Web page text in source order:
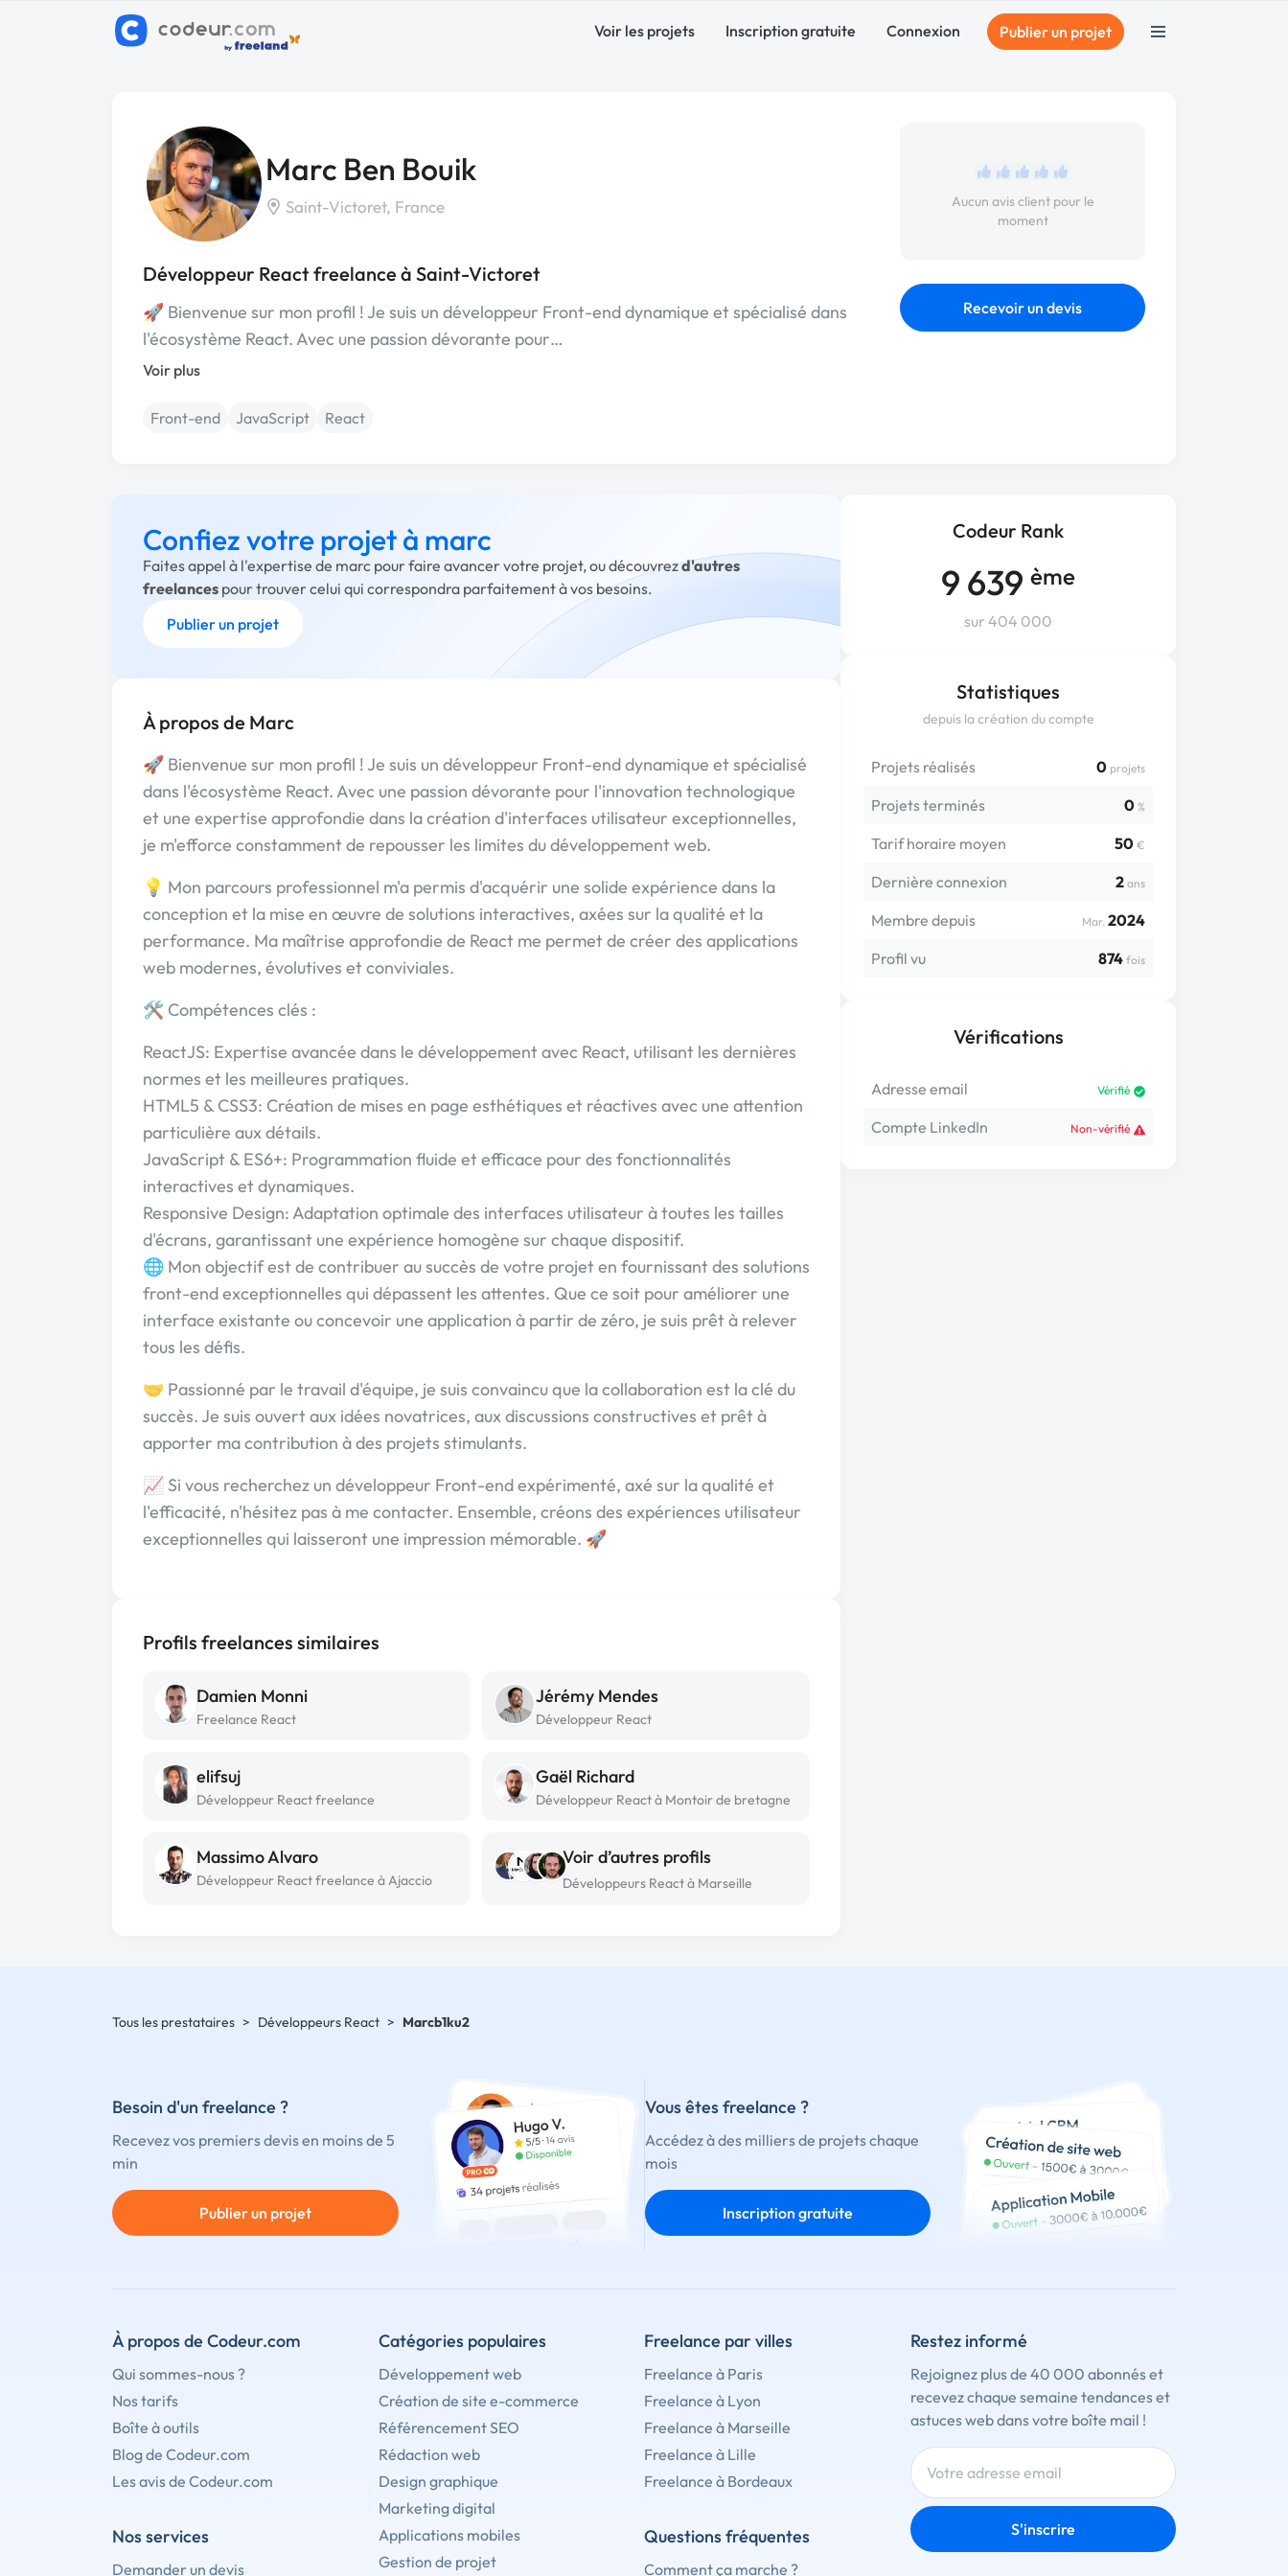
Voir les projets Inscription gratuite Connexion Publier un projet
Marc Ben Bouik
Saint-Victoret, France
Développeur React freelance à Saint-Victoret
🚀 Bienvenue sur mon profil ! Je suis un développeur Front-end dynamique et spécialisé dans
l'écosystème React. Avec une passion dévorante pour…
Voir plus
Front-end JavaScript React
Aucun avis client pour le
moment
Recevoir un devis
Codeur Rank
9 639 ème
sur 404 000
Statistiques
depuis la création du compte
Projets réalisés 0 projets
Projets terminés 0 %
Tarif horaire moyen 50 €
Dernière connexion 2 ans
Membre depuis Mar. 2024
Profil vu
874 fois
Vérifications
Adresse email Vérifié
Compte LinkedIn Non-vérifié
Confiez votre projet à marc
Faites appel à l'expertise de marc pour faire avancer votre projet, ou découvrezd'autres
freelances pour trouver celui qui correspondra parfaitement à vos besoins.
Publier un projet
À propos de Marc
🚀 Bienvenue sur mon profil ! Je suis un développeur Front-end dynamique et spécialisé
dans l'écosystème React. Avec une passion dévorante pour l'innovation technologique
et une expertise approfondie dans la création d'interfaces utilisateur exceptionnelles,
je m'efforce constamment de repousser les limites du développement web.
💡 Mon parcours professionnel m'a permis d'acquérir une solide expérience dans la
conception et la mise en œuvre de solutions interactives, axées sur la qualité et la
performance. Ma maîtrise approfondie de React me permet de créer des applications
web modernes, évolutives et conviviales.
🛠️ Compétences clés :
ReactJS: Expertise avancée dans le développement avec React, utilisant les dernières
normes et les meilleures pratiques.
HTML5 & CSS3: Création de mises en page esthétiques et réactives avec une attention
particulière aux détails.
JavaScript & ES6+: Programmation fluide et efficace pour des fonctionnalités
interactives et dynamiques.
Responsive Design: Adaptation optimale des interfaces utilisateur à toutes les tailles
d'écrans, garantissant une expérience homogène sur chaque dispositif.
🌐 Mon objectif est de contribuer au succès de votre projet en fournissant des solutions
front-end exceptionnelles qui dépassent les attentes. Que ce soit pour améliorer une
interface existante ou concevoir une application à partir de zéro, je suis prêt à relever
tous les défis.
🤝 Passionné par le travail d'équipe, je suis convaincu que la collaboration est la clé du
succès. Je suis ouvert aux idées novatrices, aux discussions constructives et prêt à
apporter ma contribution à des projets stimulants.
📈 Si vous recherchez un développeur Front-end expérimenté, axé sur la qualité et
l'efficacité, n'hésitez pas à me contacter. Ensemble, créons des expériences utilisateur
exceptionnelles qui laisseront une impression mémorable. 🚀
Profils freelances similaires
Damien Monni
Freelance React
Jérémy Mendes
Développeur React
elifsuj
Développeur React freelance
Gaël Richard
Développeur React à Montoir de bretagne
Massimo Alvaro
Développeur React freelance à Ajaccio
Voir d’autres profils
Développeurs React à Marseille
Tous les prestataires > Développeurs React > Marcb1ku2
Besoin d'un freelance ?
Recevez vos premiers devis en moins de 5
min
Publier un projet
Vous êtes freelance ?
Accédez à des milliers de projets chaque
mois
Inscription gratuite
À propos de Codeur.com
Qui sommes-nous ?
Nos tarifs
Boîte à outils
Blog de Codeur.com
Les avis de Codeur.com
Nos services
Demander un devis
Catégories populaires
Développement web
Création de site e-commerce
Référencement SEO
Rédaction web
Design graphique
Marketing digital
Applications mobiles
Gestion de projet
Freelance par villes
Freelance à Paris
Freelance à Lyon
Freelance à Marseille
Freelance à Lille
Freelance à Bordeaux
Questions fréquentes
Comment ça marche ?
Restez informé
Rejoignez plus de 40 000 abonnés et
recevez chaque semaine tendances et
astuces web dans votre boîte mail !
S'inscrire